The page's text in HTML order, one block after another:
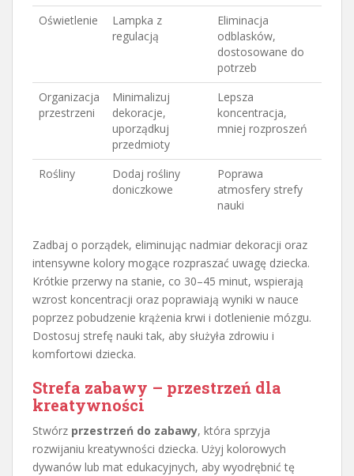
Oświetlenie
Lampka z
regulacją
Eliminacja
odblasków,
dostosowane do
potrzeb
Organizacja
przestrzeni
Minimalizuj
dekoracje,
uporządkuj
przedmioty
Lepsza
koncentracja,
mniej rozproszeń
Rośliny
Dodaj rośliny
doniczkowe
Poprawa
atmosfery strefy
nauki
Zadbaj o porządek, eliminując nadmiar dekoracji oraz
intensywne kolory mogące rozpraszać uwagę dziecka.
Krótkie przerwy na stanie, co 30–45 minut, wspierają
wzrost koncentracji oraz poprawiają wyniki w nauce
poprzez pobudzenie krążenia krwi i dotlenienie mózgu.
Dostosuj strefę nauki tak, aby służyła zdrowiu i
komfortowi dziecka.
Strefa zabawy – przestrzeń dla
kreatywności
Stwórz przestrzeń do zabawy, która sprzyja
rozwijaniu kreatywności dziecka. Użyj kolorowych
dywanów lub mat edukacyjnych, aby wyodrębnić tę